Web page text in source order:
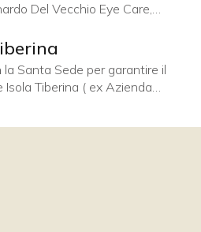
Del Vecchio Eye Care,
oftalmologia e un centro di
non vedenti e ricerca, con
ospedale del continente
tra
Santa Sede per garantire il
Isola Tiberina ( ex Azienda
Ospedaliero di San
nella Fondazione